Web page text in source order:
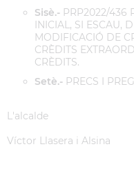
Sisè.- PRP2022/436
INICIAL, SI ESCAU,
MODIFICACIÓ DE
CRÈDITS
CRÈDITS.
Setè.- PRECS I
L'alcalde
Víctor Llasera i Alsina